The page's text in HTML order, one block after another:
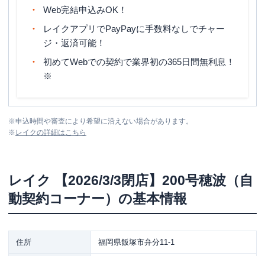
Web完結申込みOK！
レイクアプリでPayPayに手数料なしでチャー
ジ・返済可能！
初めてWebでの契約で業界初の365日間無利息！
※
※申込時間や審査により希望に沿えない場合があります。
※ レイクの詳細はこちら
レイク
【2026/3/3閉店】200号穂波（自
動契約コーナー） の基本情報
住所 福岡県飯塚市弁分11-1